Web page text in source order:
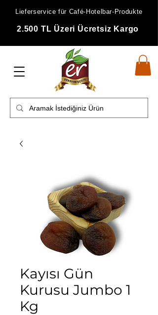
Lieferservice für Café-Hotelbar-Produkte
2.500 TL Üzeri Ücretsiz Kargo
Kayısı Gün
Kurusu Jumbo 1
Kg